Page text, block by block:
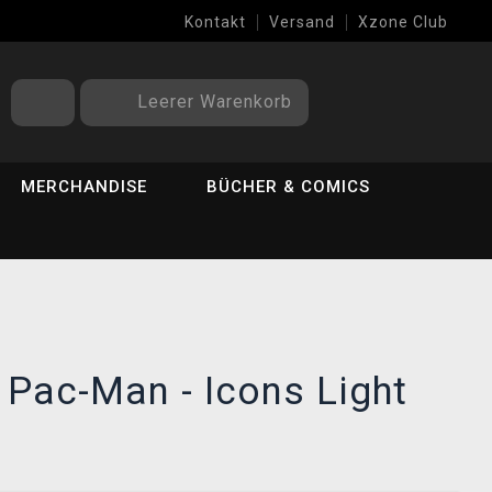
Kontakt Versand Xzone Club
Leerer Warenkorb
MERCHANDISE BÜCHER & COMICS
Man - Icons Light